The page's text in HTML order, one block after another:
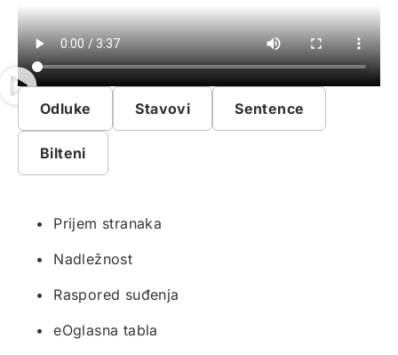
Odluke Stavovi Sentence
Bilteni
• Prijem stranaka
• Nadležnost
• Raspored suđenja
• eOglasna tabla